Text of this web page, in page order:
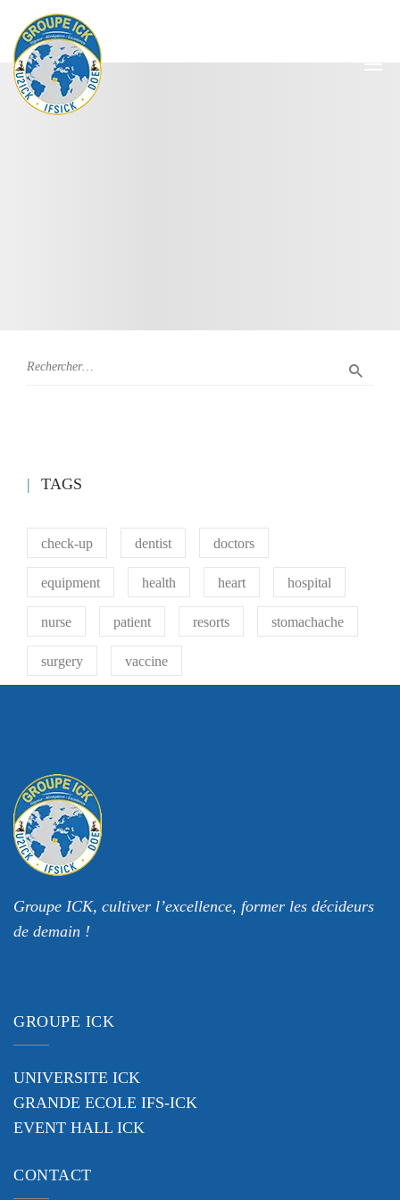
Catégorie: Business
Administration
HOME
TAGS
check-up dentist doctors
equipment health heart hospital
nurse patient resorts stomachache
surgery vaccine
Groupe ICK, cultiver l’excellence, former les décideurs
de demain !
GROUPE ICK
UNIVERSITE ICK
GRANDE ECOLE IFS-ICK
EVENT HALL ICK
CONTACT